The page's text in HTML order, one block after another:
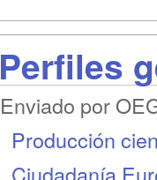
Perfiles
Enviado por
Producción
Ciudadanía